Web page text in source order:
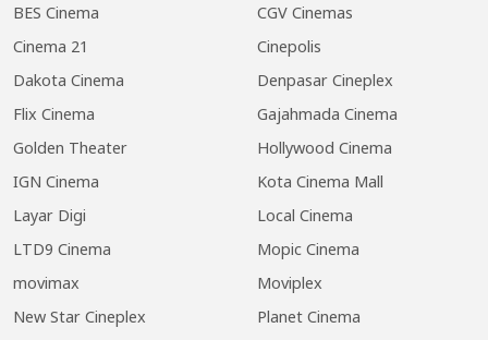
BES Cinema
CGV Cinemas
Cinema 21
Cinepolis
Dakota Cinema
Denpasar Cineplex
Flix Cinema
Gajahmada Cinema
Golden Theater
Hollywood Cinema
IGN Cinema
Kota Cinema Mall
Layar Digi
Local Cinema
LTD9 Cinema
Mopic Cinema
movimax
Moviplex
New Star Cineplex
Planet Cinema